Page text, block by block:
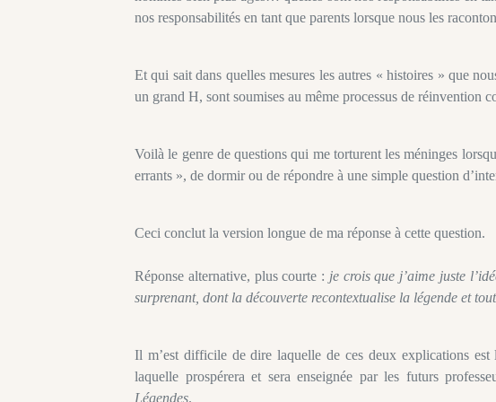
nos responsabilités en tant que parents lorsque nous les
Et qui sait dans quelles mesures les autres « histoires » que
un grand H, sont soumises au même processus de réinvention
Voilà le genre de questions qui me torturent les méninges
errants », de dormir ou de répondre à une simple question
Ceci conclut la version longue de ma réponse à cette question.
Réponse alternative, plus courte : je crois que j’aime juste
surprenant, dont la découverte recontextualise la légende et
Il m’est difficile de dire laquelle de ces deux explications
laquelle prospérera et sera enseignée par les futurs
Légendes.